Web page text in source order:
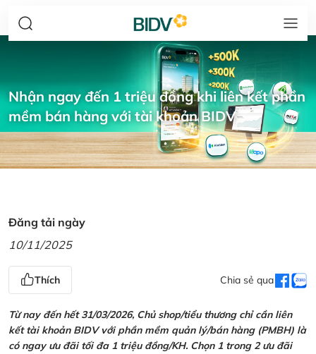
Nhận ngay đến 1 triệu đồng khi liên kết phần
mềm bán hàng với tài khoản BIDV
Đăng tải ngày
10/11/2025
Thích Chia sẻ qua
Từ nay đến hết 31/03/2026, Chủ shop/tiểu thương chỉ cần liên
kết tài khoản BIDV với phần mềm quản lý/bán hàng (PMBH) là
có ngay ưu đãi tối đa 1 triệu đồng/KH. Chọn 1 trong 2 ưu đãi